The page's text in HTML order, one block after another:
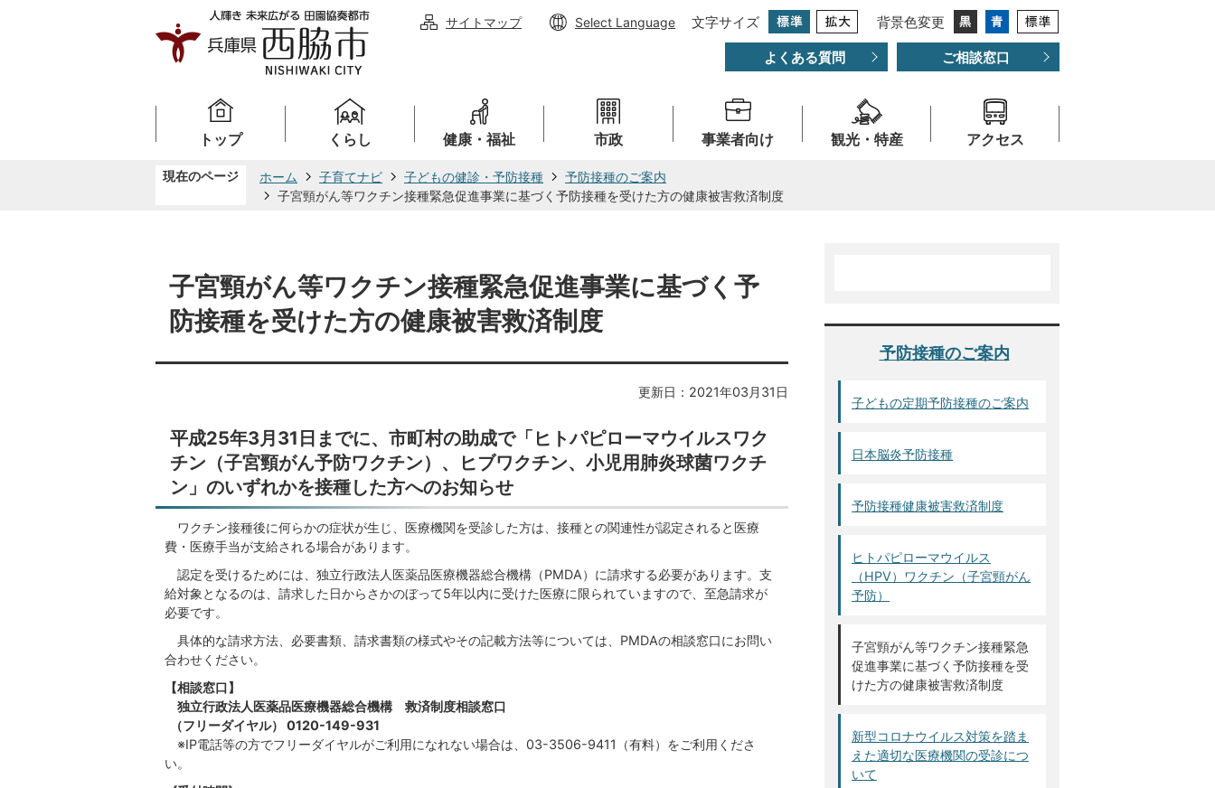
サイトマップ Select Language 文字サイズ 背景色変更
よくある質問 ご相談窓口
トップ くらし 健康・福祉 市政 事業者向け 観光・特産 アクセス
現在のページ ホーム 子育てナビ 子どもの健診・予防接種
予防接種のご案内
子宮頸がん等ワクチン接種緊急促進事業に基づく予防接種を受けた方の健康被害救済制度
子宮頸がん等ワクチン接種緊急促進事業に基づく予
防接種を受けた方の健康被害救済制度
更新日：2021年03月31日
平成25年3月31日までに、市町村の助成で「ヒトパピローマウイルスワク
チン（子宮頸がん予防ワクチン）、ヒブワクチン、小児用肺炎球菌ワクチ
ン」のいずれかを接種した方へのお知らせ
ワクチン接種後に何らかの症状が生じ、医療機関を受診した方は、接種との関連性が認定されると医療
費・医療手当が支給される場合があります。
認定を受けるためには、独立行政法人医薬品医療機器総合機構（PMDA）に請求する必要があります。支
給対象となるのは、請求した日からさかのぼって5年以内に受けた医療に限られていますので、至急請求が
必要です。
具体的な請求方法、必要書類、請求書類の様式やその記載方法等については、PMDAの相談窓口にお問い
合わせください。
【相談窓口】
独立行政法人医薬品医療機器総合機構 救済制度相談窓口
（フリーダイヤル） 0120-149-931
※IP電話等の方でフリーダイヤルがご利用になれない場合は、03-3506-9411（有料）をご利用くださ
い。
予防接種のご案内
子どもの定期予防接種のご案内
日本脳炎予防接種
予防接種健康被害救済制度
ヒトパピローマウイルス
（HPV）ワクチン（子宮頸がん
予防）
子宮頸がん等ワクチン接種緊急
促進事業に基づく予防接種を受
けた方の健康被害救済制度
新型コロナウイルス対策を踏ま
えた適切な医療機関の受診につ
いて